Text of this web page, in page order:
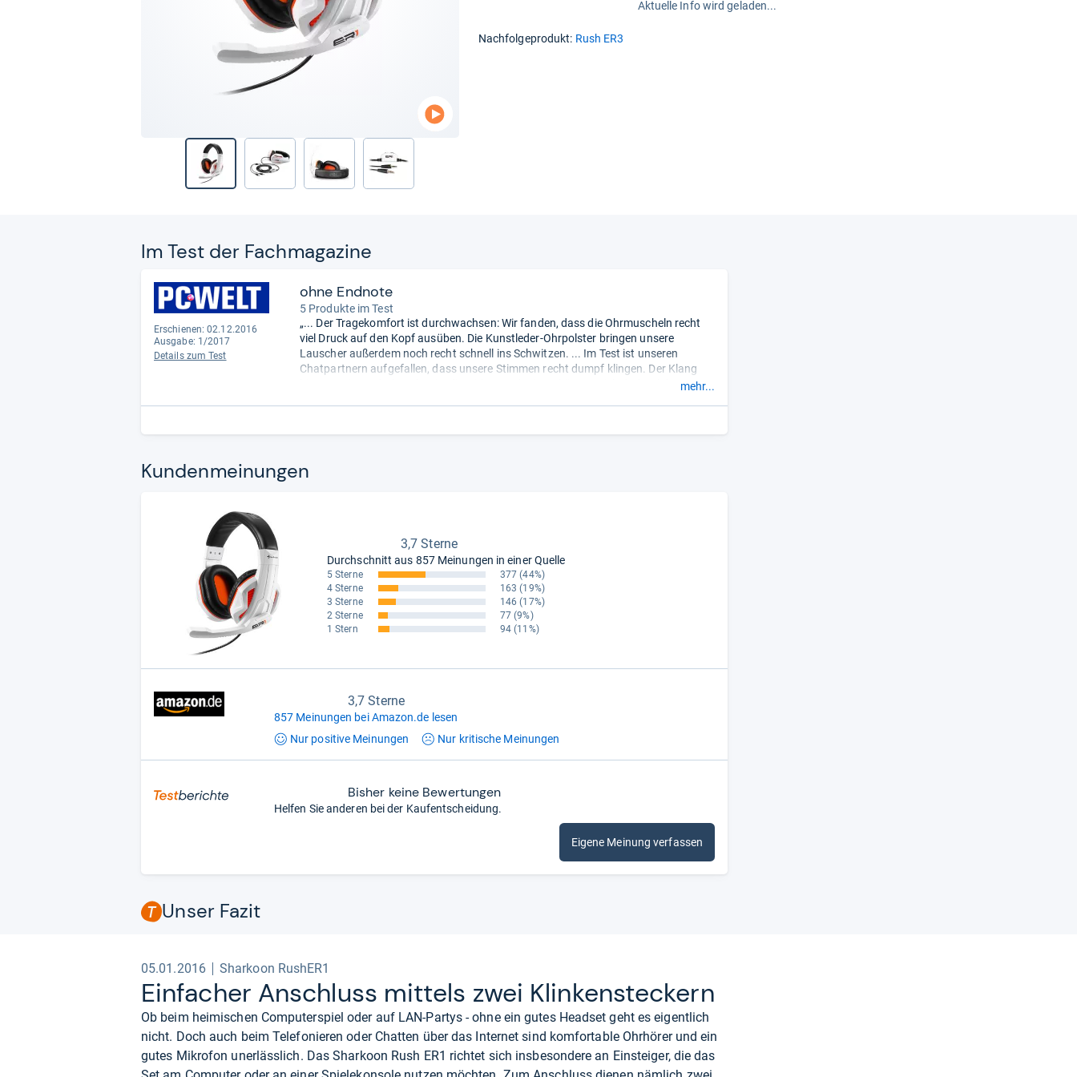
Aktuelle Info wird geladen...
Nachfolgeprodukt: Rush ER3
Im Test der Fach­ma­ga­zine
Erschienen: 02.12.2016
Ausgabe: 1/2017
Details zum Test
ohne Endnote
5 Produkte im Test
„... Der Tragekomfort ist durchwachsen: Wir fanden, dass die Ohrmuscheln recht
viel Druck auf den Kopf ausüben. Die Kunstleder-Ohrpolster bringen unsere
Lauscher außerdem noch recht schnell ins Schwitzen. ... Im Test ist unseren
Chatpartnern aufgefallen, dass unsere Stimmen recht dumpf klingen. Der Klang
hingegen ist recht basslastig, die Höhen und Mitten können sich dadurch kaummehr...
Kun­den­mei­nun­gen
3,7 Sterne
Durchschnitt aus 857 Meinungen in einer Quelle
5 Sterne 377 (44%)
4 Sterne
163 (19%)
3 Sterne
146 (17%)
2 Sterne
77 (9%)
1 Stern
94 (11%)
3,7 Sterne
857 Meinungen bei Amazon.de lesen
Nur positive Meinungen Nur kritische Meinungen
Bisher keine Bewertungen
Helfen Sie anderen bei der Kaufentscheidung.
Eigene Meinung verfassen
Unser Fazit
05.01.2016 Sharkoon RushER1
Ein­fa­cher Anschluss mit­tels zwei Klin­ken­ste­ckern
Ob beim heimischen Computerspiel oder auf LAN-Partys - ohne ein gutes Headset geht es eigentlich
nicht. Doch auch beim Telefonieren oder Chatten über das Internet sind komfortable Ohrhörer und ein
gutes Mikrofon unerlässlich. Das Sharkoon Rush ER1 richtet sich insbesondere an Einsteiger, die das